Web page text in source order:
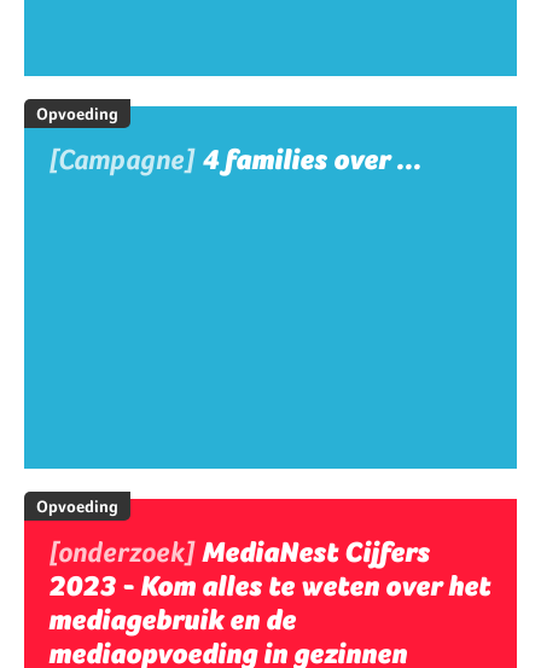
Opvoeding
[Campagne] 4 families over ...
Opvoeding
[onderzoek]MediaNest Cijfers
2023 - Kom alles te weten over het
mediagebruik en de
mediaopvoeding in gezinnen